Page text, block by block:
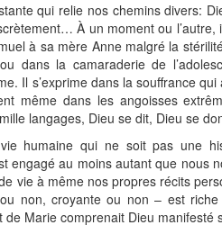
qui relie nos chemins divers:
À un moment ou
à sa mère Anne malgré la
dans la camaraderie de
Il s’exprime dans la souffrance
même dans les angoisses
langages, Dieu se dit, Dieu se
humaine qui ne soit pas une
engagé au moins autant que nous
vie à même nos propres récits
ou non, croyante ou non – est
de Marie comprenait Dieu manifesté